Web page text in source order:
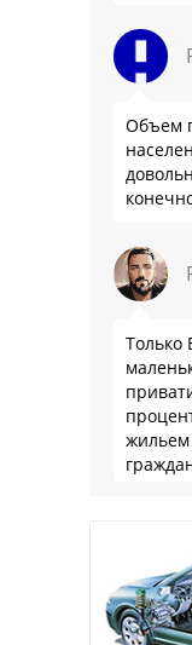
Объем
Только
жильем